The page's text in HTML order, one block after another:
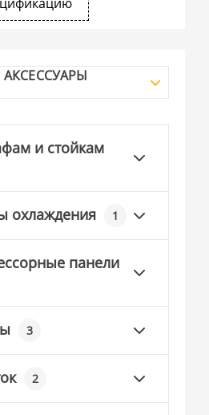
и стойкам
охлаждения 1
панели
3
2